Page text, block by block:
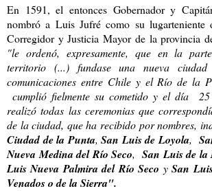
En 1591, el entonces Gobernador y
nombró a Luis Jufré como su lugarteniente
Corregidor y Justicia Mayor de la provincia
"le ordenó, expresamente, que en la
territorio (...) fundase una nueva
comunicaciones entre Chile y el Río de la
cumplió fielmente su cometido y el día
realizó todas las ceremonias que
de la ciudad, que ha recibido por nombres,
Ciudad de la Punta, San Luis de Loyola,
Nueva Medina del Río Seco, San Luis de la
Luis Nueva Palmira del Río Seco ySan
Venados o de la Sierra".